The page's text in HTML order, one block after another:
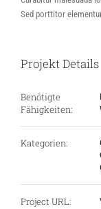
Sed porttitor
Projekt Details
Benötigte
Fähigkeiten:
Kategorien:
Project URL: